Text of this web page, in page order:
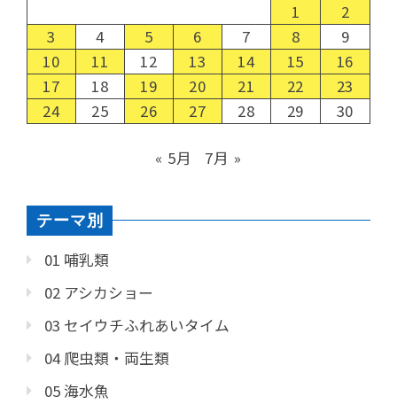
1
2
3
4 5 6 7 8
9
10
11 12 13 14 15
16
17
18 19 20 21 22
23
24
25 26 27 28 29 30
« 5月 7月 »
テーマ別
01 哺乳類
02 アシカショー
03 セイウチふれあいタイム
04 爬虫類・両生類
05 海水魚